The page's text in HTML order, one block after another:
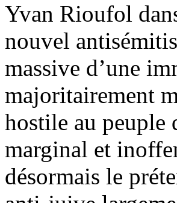
Yvan Rioufol
nouvel
massive d’une
majoritairement
hostile au peuple
marginal et
désormais le